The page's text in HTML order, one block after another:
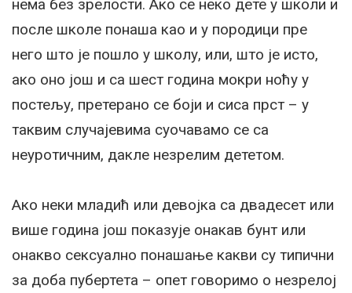
нема без зрелости. Ако се неко дете у школи и
после школе понаша као и у породици пре
него што је пошло у школу, или, што је исто,
ако оно још и са шест година мокри ноћу у
постељу, претерано се боји и сиса прст – у
таквим случајевима суочавамо се са
неуротичним, дакле незрелим дететом.
Ако неки младић или девојка са двадесет или
више година још показује онакав бунт или
онакво сексуално понашање какви су типични
за доба пубертета – опет говоримо о незрелој